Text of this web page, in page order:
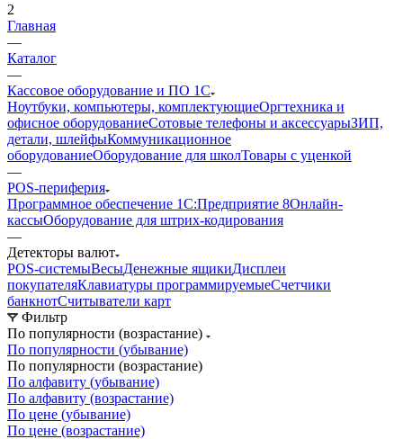
2
Главная
—
Каталог
—
Кассовое оборудование и ПО 1С
Ноутбуки, компьютеры, комплектующиеОргтехника и
офисное оборудованиеСотовые телефоны и аксессуарыЗИП,
детали, шлейфыКоммуникационное
оборудованиеОборудование для школТовары с уценкой
—
POS-периферия
Программное обеспечение 1С:Предприятие 8Онлайн-
кассыОборудование для штрих-кодирования
—
Детекторы валют
POS-системыВесыДенежные ящикиДисплеи
покупателяКлавиатуры программируемыеСчетчики
банкнотСчитыватели карт
Фильтр
По популярности (возрастание)
По популярности (убывание)
По популярности (возрастание)
По алфавиту (убывание)
По алфавиту (возрастание)
По цене (убывание)
По цене (возрастание)